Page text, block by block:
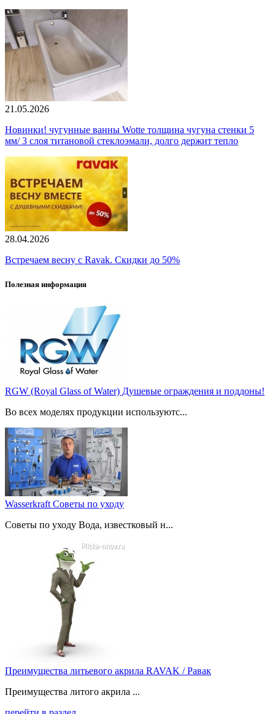
21.05.2026
Новинки! чугунные ванны Wotte толщина чугуна стенки 5
мм/ 3 слоя титановой стеклоэмали, долго держит тепло
28.04.2026
Встречаем весну с Ravak. Скидки до 50%
Полезная информация
RGW (Royal Glass of Water) Душевые ограждения и поддоны!
Во всех моделях продукции используютс...
Wasserkraft Советы по уходу
Советы по уходу Вода, известковый н...
Преимущества литьевого акрила RAVAK / Равак
Преимущества литого акрила ...